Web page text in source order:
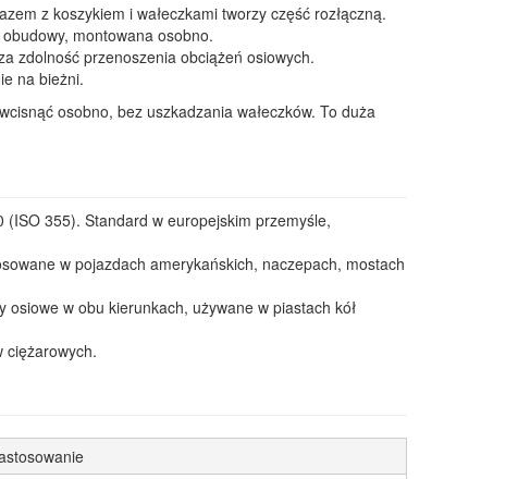
z koszykiem i wałeczkami tworzy część rozłączną.
montowana osobno.
zdolność przenoszenia obciążeń osiowych.
na bieżni.
osobno, bez uszkadzania wałeczków. To duża
355). Standard w europejskim przemyśle,
w pojazdach amerykańskich, naczepach, mostach
w obu kierunkach, używane w piastach kół
ciężarowych.